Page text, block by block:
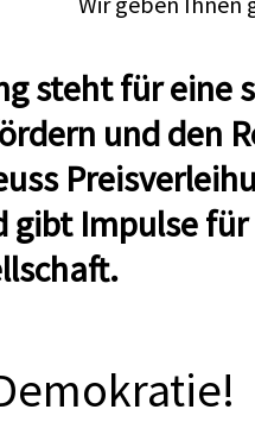
steht für
und den
gibt Impulse